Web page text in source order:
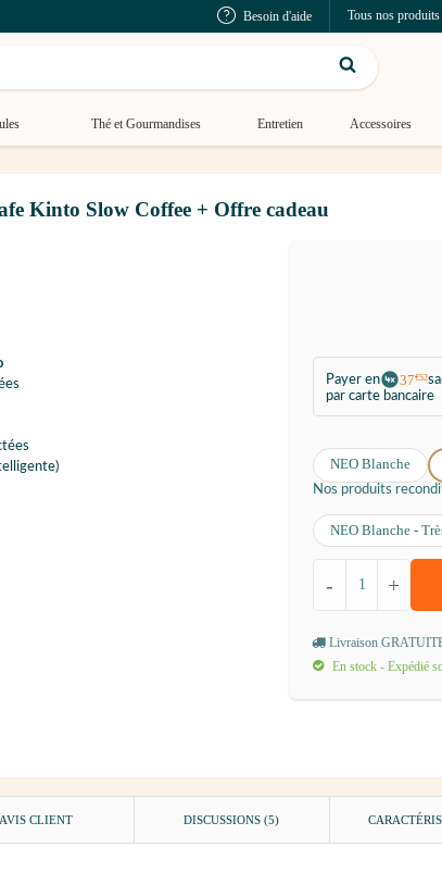
Besoin d'aide Tous nos produits
Thé et Gourmandises Entretien Accessoires
Kinto Slow Coffee + Offre cadeau
Payer en 37€52
par carte bancaire
NEO Blanche
Nos produits
NEO Blanche -
+
-
Livraison
En stock - Expédié
AVIS CLIENT DISCUSSIONS (5)